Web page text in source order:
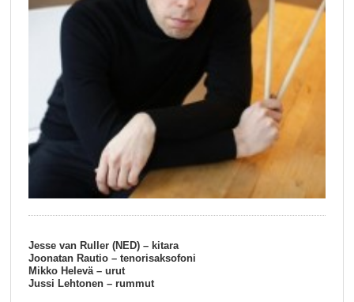
Jesse van Ruller (NED) – kitara
Joonatan Rautio – tenorisaksofoni
Mikko Helevä – urut
Jussi Lehtonen – rummut